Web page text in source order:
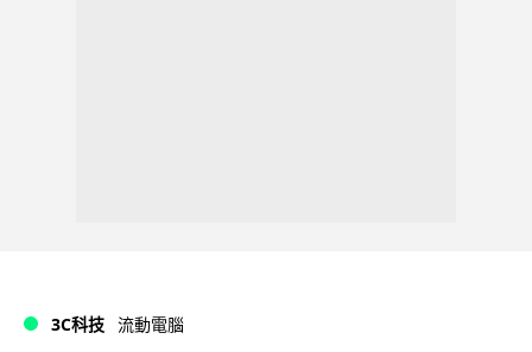
3C科技 流動電腦